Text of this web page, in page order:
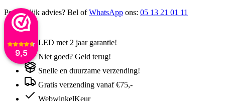
9,5
Persoonlijk advies? Bel ofWhatsApp ons: 05 13 21 01 11
LED met 2 jaar garantie!
Niet goed? Geld terug!
Snelle en duurzame verzending!
Gratis verzending vanaf €75,-
WebwinkelKeur